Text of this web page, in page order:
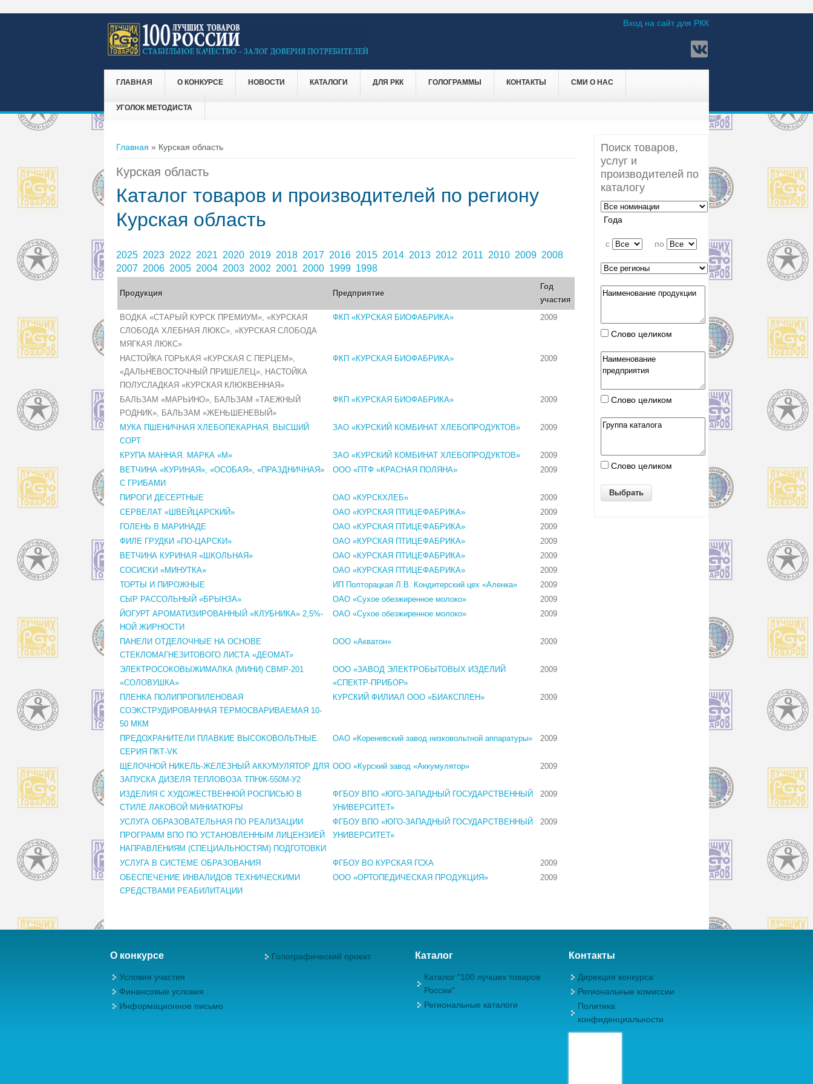
Вход на сайт для РКК
ГЛАВНАЯ О КОНКУРСЕ НОВОСТИ КАТАЛОГИ ДЛЯ РКК ГОЛОГРАММЫ КОНТАКТЫ СМИ О НАС
УГОЛОК МЕТОДИСТА
Вы здесь
Главная » Курская область
Курская область
Каталог товаров и производителей по региону
Курская область
2025 2023 2022 2021 2020 2019 2018 2017 2016 2015 2014 2013 2012 2011 2010 2009 2008
2007 2006 2005 2004 2003 2002 2001 2000 1999 1998
Продукция Предприятие
Год
участия
ВОДКА «СТАРЫЙ КУРСК ПРЕМИУМ», «КУРСКАЯ
СЛОБОДА ХЛЕБНАЯ ЛЮКС», «КУРСКАЯ СЛОБОДА
МЯГКАЯ ЛЮКС»
ФКП «КУРСКАЯ БИОФАБРИКА» 2009
НАСТОЙКА ГОРЬКАЯ «КУРСКАЯ С ПЕРЦЕМ»,
«ДАЛЬНЕВОСТОЧНЫЙ ПРИШЕЛЕЦ», НАСТОЙКА
ПОЛУСЛАДКАЯ «КУРСКАЯ КЛЮКВЕННАЯ»
ФКП «КУРСКАЯ БИОФАБРИКА» 2009
БАЛЬЗАМ «МАРЬИНО», БАЛЬЗАМ «ТАЕЖНЫЙ
РОДНИК», БАЛЬЗАМ «ЖЕНЬШЕНЕВЫЙ»
ФКП «КУРСКАЯ БИОФАБРИКА» 2009
МУКА ПШЕНИЧНАЯ ХЛЕБОПЕКАРНАЯ. ВЫСШИЙ
СОРТ
ЗАО «КУРСКИЙ КОМБИНАТ ХЛЕБОПРОДУКТОВ» 2009
КРУПА МАННАЯ. МАРКА «М» ЗАО «КУРСКИЙ КОМБИНАТ ХЛЕБОПРОДУКТОВ»
2009
ВЕТЧИНА «КУРИНАЯ», «ОСОБАЯ», «ПРАЗДНИЧНАЯ»
С ГРИБАМИ
ООО «ПТФ «КРАСНАЯ ПОЛЯНА» 2009
ПИРОГИ ДЕСЕРТНЫЕ ОАО «КУРСКХЛЕБ»
2009
СЕРВЕЛАТ «ШВЕЙЦАРСКИЙ»
ОАО «КУРСКАЯ ПТИЦЕФАБРИКА»
2009
ГОЛЕНЬ В МАРИНАДЕ
ОАО «КУРСКАЯ ПТИЦЕФАБРИКА»
2009
ФИЛЕ ГРУДКИ «ПО-ЦАРСКИ»
ОАО «КУРСКАЯ ПТИЦЕФАБРИКА»
2009
ВЕТЧИНА КУРИНАЯ «ШКОЛЬНАЯ»
ОАО «КУРСКАЯ ПТИЦЕФАБРИКА»
2009
СОСИСКИ «МИНУТКА»
ОАО «КУРСКАЯ ПТИЦЕФАБРИКА»
2009
ТОРТЫ И ПИРОЖНЫЕ
ИП Полторацкая Л.В. Кондитерский цех «Аленка»
2009
СЫР РАССОЛЬНЫЙ «БРЫНЗА»
ОАО «Сухое обезжиренное молоко»
2009
ЙОГУРТ АРОМАТИЗИРОВАННЫЙ «КЛУБНИКА» 2,5%-
НОЙ ЖИРНОСТИ
ОАО «Сухое обезжиренное молоко» 2009
ПАНЕЛИ ОТДЕЛОЧНЫЕ НА ОСНОВЕ
СТЕКЛОМАГНЕЗИТОВОГО ЛИСТА «ДЕОМАТ»
ООО «Акватон» 2009
ЭЛЕКТРОСОКОВЫЖИМАЛКА (МИНИ) СВМР-201
«СОЛОВУШКА»
ООО «ЗАВОД ЭЛЕКТРОБЫТОВЫХ ИЗДЕЛИЙ
«СПЕКТР-ПРИБОР»
2009
ПЛЕНКА ПОЛИПРОПИЛЕНОВАЯ
СОЭКСТРУДИРОВАННАЯ ТЕРМОСВАРИВАЕМАЯ 10-
50 МКМ
КУРСКИЙ ФИЛИАЛ ООО «БИАКСПЛЕН» 2009
ПРЕДОХРАНИТЕЛИ ПЛАВКИЕ ВЫСОКОВОЛЬТНЫЕ.
СЕРИЯ ПКТ-VK
ОАО «Кореневский завод низковольтной аппаратуры» 2009
ЩЕЛОЧНОЙ НИКЕЛЬ-ЖЕЛЕЗНЫЙ АККУМУЛЯТОР ДЛЯ
ЗАПУСКА ДИЗЕЛЯ ТЕПЛОВОЗА ТПНЖ-550М-У2
ООО «Курский завод «Аккумулятор» 2009
ИЗДЕЛИЯ С ХУДОЖЕСТВЕННОЙ РОСПИСЬЮ В
СТИЛЕ ЛАКОВОЙ МИНИАТЮРЫ
ФГБОУ ВПО «ЮГО-ЗАПАДНЫЙ ГОСУДАРСТВЕННЫЙ
УНИВЕРСИТЕТ»
2009
УСЛУГА ОБРАЗОВАТЕЛЬНАЯ ПО РЕАЛИЗАЦИИ
ПРОГРАММ ВПО ПО УСТАНОВЛЕННЫМ ЛИЦЕНЗИЕЙ
НАПРАВЛЕНИЯМ (СПЕЦИАЛЬНОСТЯМ) ПОДГОТОВКИ
ФГБОУ ВПО «ЮГО-ЗАПАДНЫЙ ГОСУДАРСТВЕННЫЙ
УНИВЕРСИТЕТ»
2009
УСЛУГА В СИСТЕМЕ ОБРАЗОВАНИЯ ФГБОУ ВО КУРСКАЯ ГСХА
2009
ОБЕСПЕЧЕНИЕ ИНВАЛИДОВ ТЕХНИЧЕСКИМИ
СРЕДСТВАМИ РЕАБИЛИТАЦИИ
ООО «ОРТОПЕДИЧЕСКАЯ ПРОДУКЦИЯ» 2009
Поиск товаров,
услуг и
производителей по
каталогу
Года
c по
Слово целиком
Слово целиком
Слово целиком
О конкурсе
Условия участия
Финансовые условия
Информационное письмо
Голографический проект Каталог
Каталог "100 лучших товаров
России"
Региональные каталоги
Контакты
Дирекция конкурса
Региональные комиссии
Политика
конфиденциальности